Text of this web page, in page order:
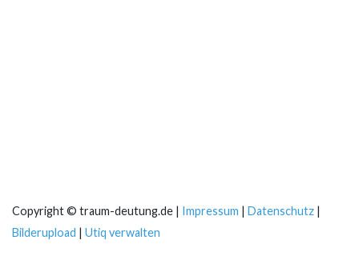
Copyright © traum-deutung.de | Impressum | Datenschutz |
Bilderupload | Utiq verwalten